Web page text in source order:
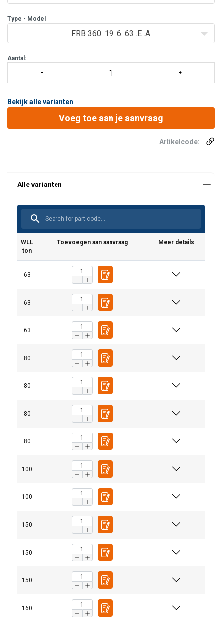
Type - Model
FRB 360 .19 .6 .63 .E .A
Aantal:
Bekijk alle varianten
Voeg toe aan je aanvraag
Artikelcode:
WLL
ton
Toevoegen aan aanvraag Meer details
63
63
63
80
80
80
80
100
100
150
150
150
160